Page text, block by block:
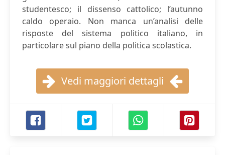
studentesco; il dissenso cattolico; l’autunno
caldo operaio. Non manca un’analisi delle
risposte del sistema politico italiano, in
particolare sul piano della politica scolastica.
Vedi maggiori dettagli